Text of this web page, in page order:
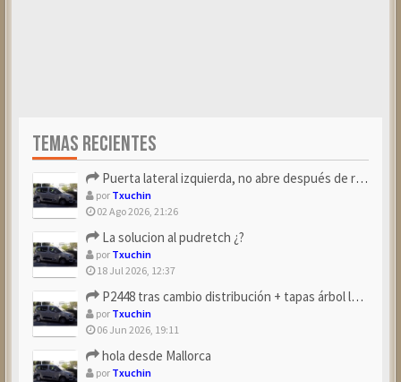
TEMAS RECIENTES
Puerta lateral izquierda, no abre después de repostar.
por Txuchin
02 Ago 2026, 21:26
La solucion al pudretch ¿?
por Txuchin
18 Jul 2026, 12:37
P2448 tras cambio distribución + tapas árbol levas
por Txuchin
06 Jun 2026, 19:11
hola desde Mallorca
por Txuchin